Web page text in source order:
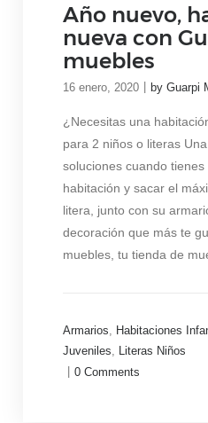
Año nuevo,
nueva con
muebles
16 enero, 2020 by Guarpi
¿Necesitas una
para 2 niños o literas
soluciones cuando
habitación y sacar el
litera, junto con su
decoración que más te
muebles, tu tienda de
Armarios Habitaciones
Juveniles
Literas Niños
0 Comments